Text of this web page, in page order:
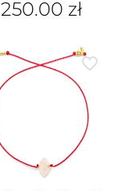
250.00 zł
ma
wiele
wariantów.
stronie
produktu